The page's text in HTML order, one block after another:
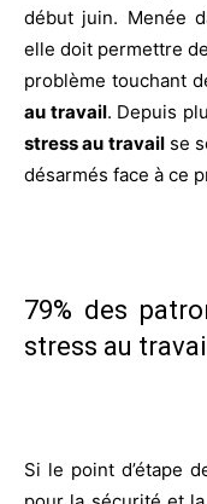
début juin. Menée
elle doit permettre
problème touchant
au travail. Depuis
stress au travailse
désarmés face à ce
79% des
stress au
Si le point d’étape